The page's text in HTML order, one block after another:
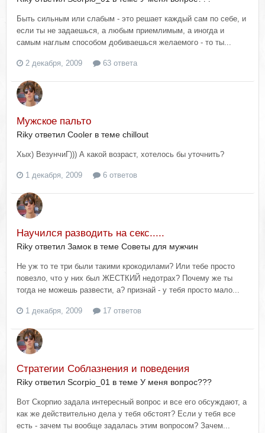
Быть сильным или слабым - это решает каждый сам по себе, и
если ты не задаешься, а любым приемлимым, а иногда и
самым наглым способом добиваешься желаемого - то ты...
2 декабря, 2009 63 ответа
Мужское пальто
Riky ответил Cооler в теме chillout
Хых) ВезунчиГ))) А какой возраст, хотелось бы уточнить?
1 декабря, 2009 6 ответов
Научился разводить на секс.....
Riky ответил Замок в теме Советы для мужчин
Не уж то те три были такими крокодилами? Или тебе просто
повезло, что у них был ЖЕСТКИЙ недотрах? Почему же ты
тогда не можешь развести, а? признай - у тебя просто мало...
1 декабря, 2009 17 ответов
Стратегии Соблазнения и поведения
Riky ответил Scorpio_01 в теме У меня вопрос???
Вот Скорпио задала интересный вопрос и все его обсуждают, а
как же действительно дела у тебя обстоят? Если у тебя все
есть - зачем ты вообще задалась этим вопросом? Зачем...